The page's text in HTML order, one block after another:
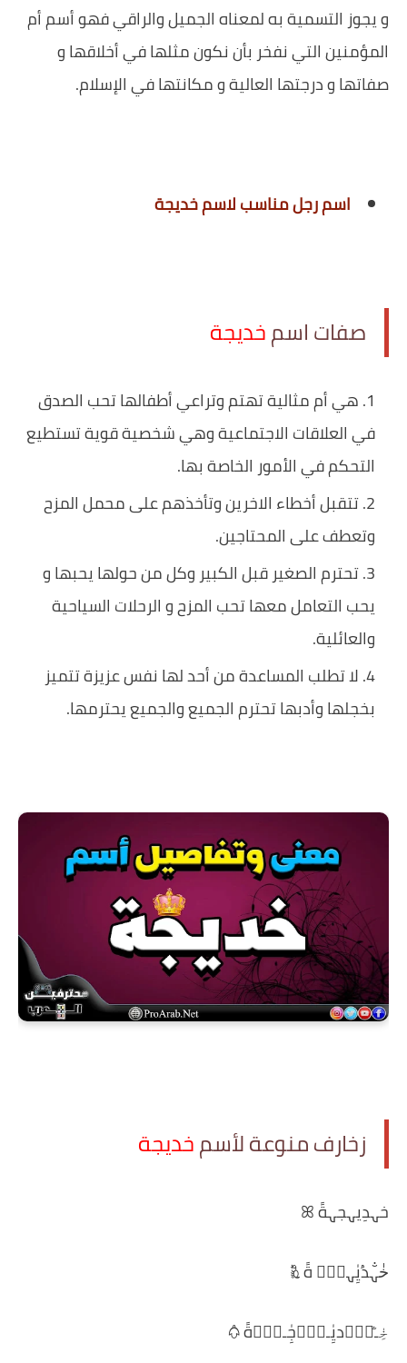
و يجوز التسمية به لمعناه الجميل والراقي فهو أسم أم
المؤمنين التي نفخر بأن نكون مثلها في أخلاقها و
صفاتها و درجتها العالية و مكانتها في الإسلام.
اسم رجل مناسب لاسم خديجة
صفات اسمخديجة
هي أم مثالية تهتم وتراعي أطفالها تحب الصدق
في العلاقات الاجتماعية وهي شخصية قوية تستطيع
التحكم في الأمور الخاصة بها.
تتقبل أخطاء الاخرين وتأخذهم على محمل المزح
وتعطف على المحتاجين.
تحترم الصغير قبل الكبير وكل من حولها يحبها و
يحب التعامل معها تحب المزح و الرحلات السياحية
والعائلية.
لا تطلب المساعدة من أحد لها نفس عزيزة تتميز
بخجلها وأدبها تحترم الجميع والجميع يحترمها.
زخارف منوعة لأسمخديجة
خہدِيہجہةً ꕤ
خٰ̐ہدُيِٰہجْۧ ةً 𖠍
خِٰ̐ـﮧِۢديِٰـﮧِۢجِٰـﮧِۢةً 𖠪